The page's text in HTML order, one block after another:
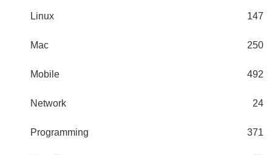
Linux 147
Mac 250
Mobile 492
Network 24
Programming 371